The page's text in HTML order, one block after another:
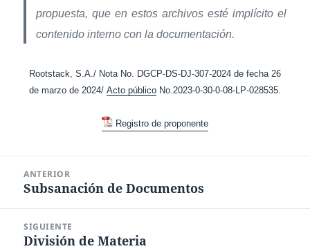
propuesta, que en estos archivos esté implícito el
contenido interno con la documentación.
Rootstack, S.A./ Nota No. DGCP-DS-DJ-307-2024 de fecha 26
de marzo de 2024/ Acto público No.2023-0-30-0-08-LP-028535.
Registro de proponente
entradas
ANTERIOR
Entrada
Subsanación de Documentos
SIGUIENTE
Entrada
División de Materia